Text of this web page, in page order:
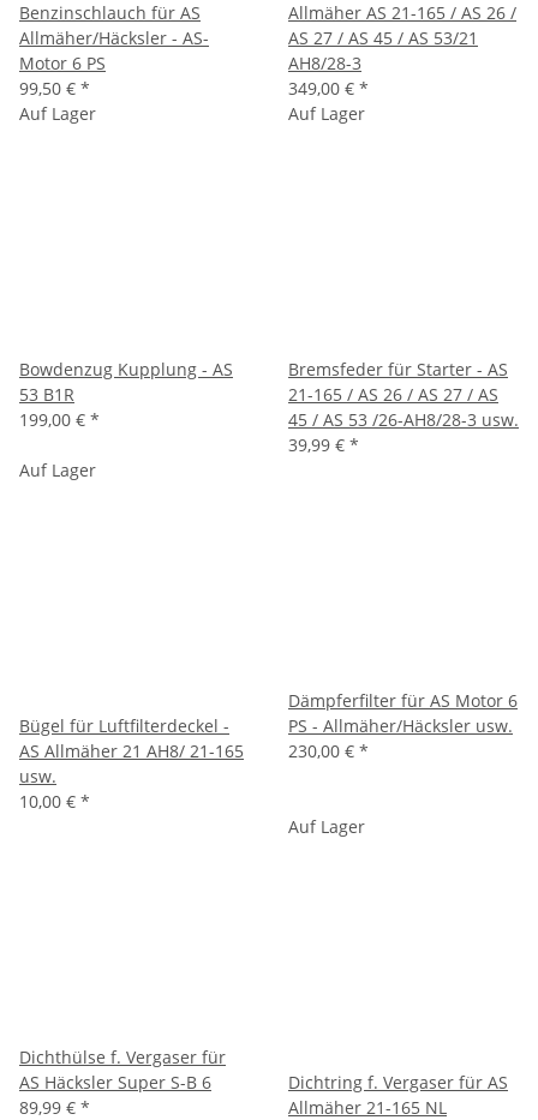
Benzinschlauch für AS
Allmäher/Häcksler - AS-
Motor 6 PS
99,50 € *
Allmäher AS 21-165 / AS 26 /
AS 27 / AS 45 / AS 53/21
AH8/28-3
349,00 € *
Auf Lager
Bowdenzug Kupplung - AS
53 B1R
199,00 € *
Auf Lager
Bremsfeder für Starter - AS
21-165 / AS 26 / AS 27 / AS
45 / AS 53 /26-AH8/28-3 usw.
39,99 € *
Auf Lager
Bügel für Luftfilterdeckel -
AS Allmäher 21 AH8/ 21-165
usw.
10,00 € *
Dämpferfilter für AS Motor 6
PS - Allmäher/Häcksler usw.
230,00 € *
Dichthülse f. Vergaser für
AS Häcksler Super S-B 6
89,99 € *
Auf Lager
Dichtring f. Vergaser für AS
Allmäher 21-165 NL